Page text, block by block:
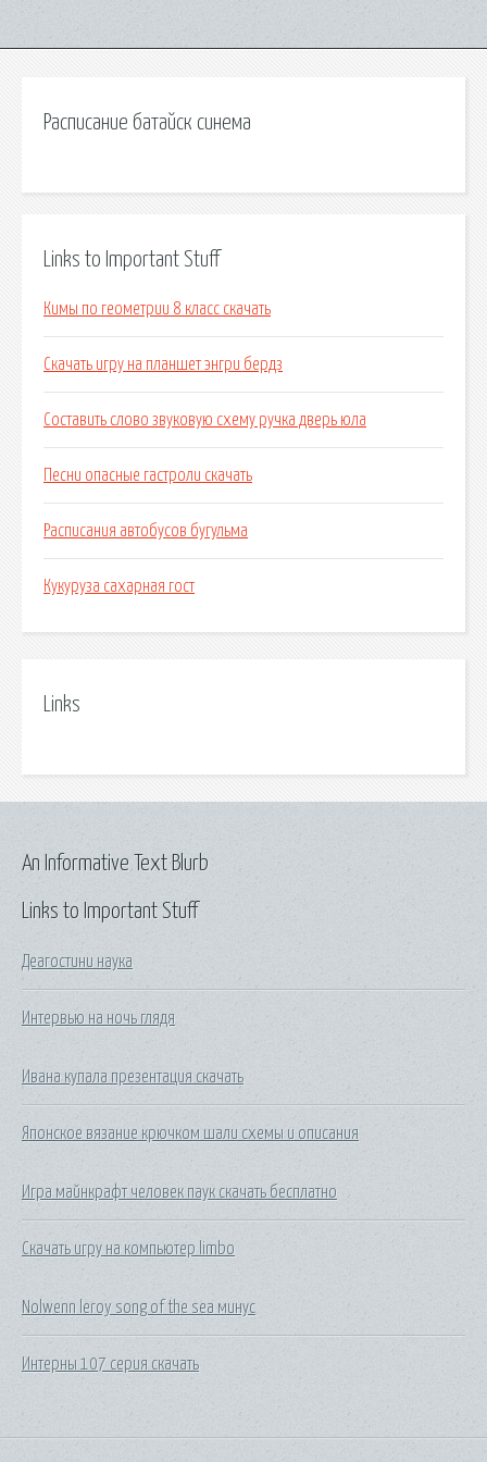
Расписание батайск синема
Links to Important Stuff
Кимы по геометрии 8 класс скачать
Скачать игру на планшет энгри бердз
Составить слово звуковую схему ручка дверь юла
Песни опасные гастроли скачать
Расписания автобусов бугульма
Кукуруза сахарная гост
Links
Links to Important Stuff
Деагостини наука
Интервью на ночь глядя
Ивана купала презентация скачать
Японское вязание крючком шали схемы и описания
Игра майнкрафт человек паук скачать бесплатно
Скачать игру на компьютер limbo
Nolwenn leroy song of the sea минус
Интерны 107 серия скачать
An Informative Text Blurb